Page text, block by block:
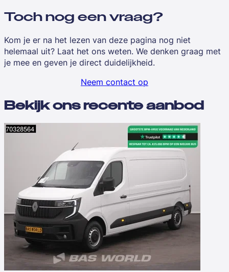
Toch nog een vraag?
Kom je er na het lezen van deze pagina nog niet
helemaal uit? Laat het ons weten. We denken graag met
je mee en geven je direct duidelijkheid.
Neem contact op
Bekijk ons recente aanbod